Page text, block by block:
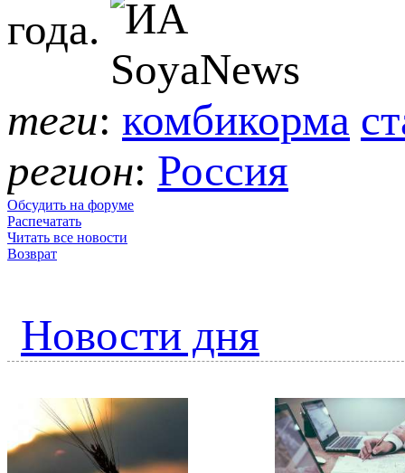
года.
теги: комбикорма
регион: Россия
Обсудить на форуме
Распечатать
Читать все новости
Возврат
Новости дня